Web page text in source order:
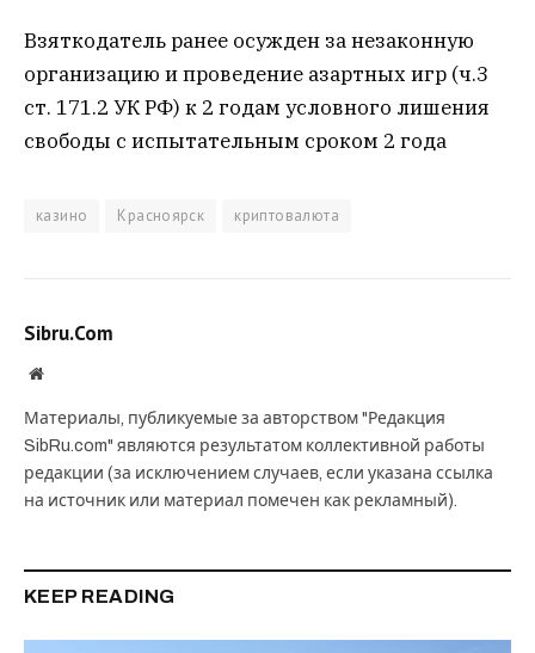
Взяткодатель ранее осужден за незаконную
организацию и проведение азартных игр (ч.3
ст. 171.2 УК РФ) к 2 годам условного лишения
свободы с испытательным сроком 2 года
казино Красноярск криптовалюта
Sibru.Com
Website
Материалы, публикуемые за авторством "Редакция
SibRu.com" являются результатом коллективной работы
редакции (за исключением случаев, если указана ссылка
на источник или материал помечен как рекламный).
KEEP READING